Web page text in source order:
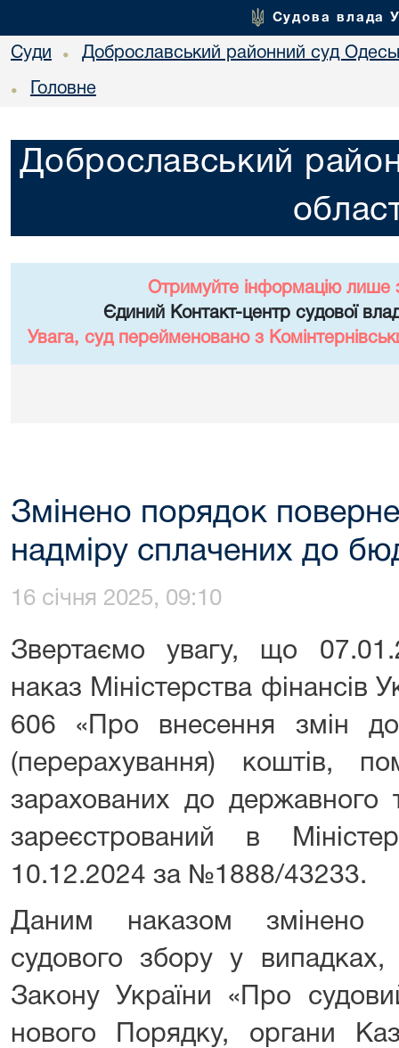
Судова влада
Суди • Доброславський районний суд
• Головне
Доброславський
Отримуйте інформацію лише
Єдиний Контакт-центр судової
Увага, суд перейменовано з
Змінено порядок
надміру сплачених до
16 січня 2025, 09:10
Звертаємо увагу, що
наказ Міністерства фінансів
606 «Про внесення змін
(перерахування) коштів,
зарахованих до державного
зареєстрований в
10.12.2024 за №1888/43233.
Даним наказом змінено
судового збору у
Закону України «Про
нового Порядку, органи